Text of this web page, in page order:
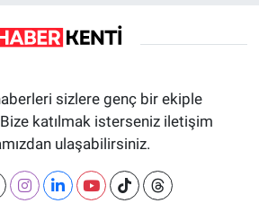
sizlere genç bir ekiple
Bize katılmak isterseniz iletişim
ulaşabilirsiniz.